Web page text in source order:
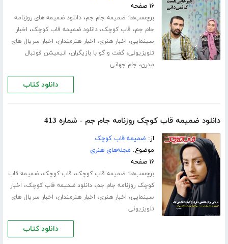
۱۶ صفحه
برچسب‌ها:ضمیمه جام جم،دانلود ضمیمه های روزنامه
جام جم، قاب کوچک،دانلود ضمیمه قاب کوچک، اخبار
سینمایی، اخبار هنری، اخبار هنرمندان، اخبار سریال های
تلویزیونی،گفت و گو با بازیگران، انیمیشن فوتبال
مدرن، جام جهانی
دانلود کتاب
دانلود ضمیمه قاب کوچک روزنامه جام جم - شماره 413
از: ضمیمه قاب کوچک
موضوع: مجله‌های هنری
۱۶ صفحه
برچسب‌ها:ضمیمه قاب کوچک، قاب کوچک،ضمیمه قاب
کوچک روزنامه جام جم،دانلود ضمیمه قاب کوچک، اخبار
سینمایی، اخبار هنری، اخبار هنرمندان، اخبار سریال های
تلویزیونی
دانلود کتاب